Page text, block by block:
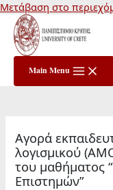
Μετάβαση στο
Main Menu
Αγορά
λογισμικού
του μαθήματος
Επιστημών”